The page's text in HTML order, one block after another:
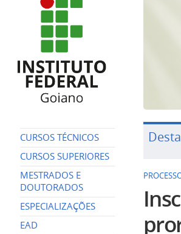
CURSOS TÉCNICOS
CURSOS SUPERIORES
MESTRADOS E
DOUTORADOS
ESPECIALIZAÇÕES
EAD